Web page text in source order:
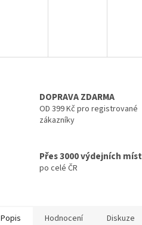
DOPRAVA ZDARMA
OD 399 Kč pro registrované
zákazníky
Přes 3000 výdejních míst
po celé ČR
Popis Hodnocení Diskuze